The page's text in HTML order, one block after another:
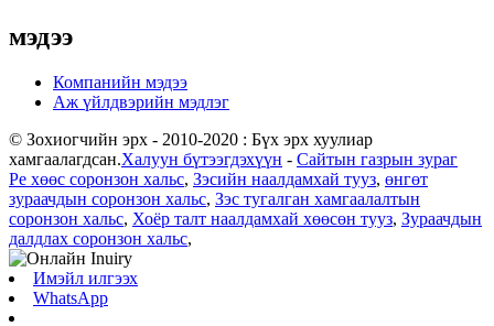
мэдээ
Компанийн мэдээ
Аж үйлдвэрийн мэдлэг
© Зохиогчийн эрх - 2010-2020 : Бүх эрх хуулиар
хамгаалагдсан.Халуун бүтээгдэхүүн - Сайтын газрын зураг
Pe хөөс соронзон хальс, Зэсийн наалдамхай тууз, өнгөт
зураачдын соронзон хальс, Зэс тугалган хамгаалалтын
соронзон хальс, Хоёр талт наалдамхай хөөсөн тууз, Зураачдын
далдлах соронзон хальс,
Имэйл илгээх
WhatsApp